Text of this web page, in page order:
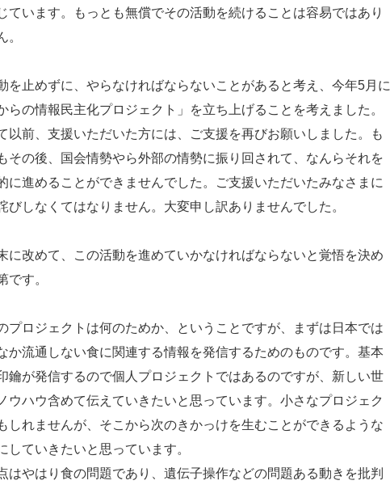
ています。もっとも無償でその活動を続けることは容易ではあり
。
を止めずに、やらなければならないことがあると考え、今年5月に
らの情報民主化プロジェクト」を立ち上げることを考えました。
以前、支援いただいた方には、ご支援を再びお願いしました。も
その後、国会情勢やら外部の情勢に振り回されて、なんらそれを
に進めることができませんでした。ご支援いただいたみなさまに
びしなくてはなりません。大変申し訳ありませんでした。
に改めて、この活動を進めていかなければならないと覚悟を決め
です。
プロジェクトは何のためか、ということですが、まずは日本では
か流通しない食に関連する情報を発信するためのものです。基本
鑰が発信するので個人プロジェクトではあるのですが、新しい世
ウハウ含めて伝えていきたいと思っています。小さなプロジェク
しれませんが、そこから次のきかっけを生むことができるような
していきたいと思っています。
はやはり食の問題であり、遺伝子操作などの問題ある動きを批判